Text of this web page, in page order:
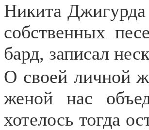
Никита Джигурда
собственных
бард, записал
О своей личной
женой нас
хотелось тогда